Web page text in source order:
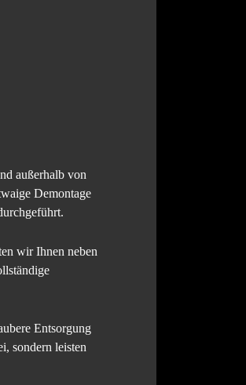
außerhalb von
Demontage
wir Ihnen neben
Entsorgung
sondern leisten